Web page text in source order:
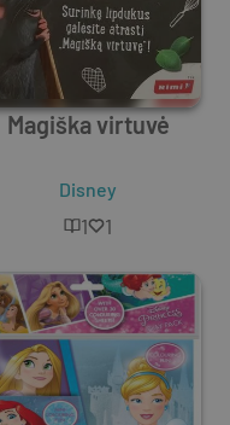
Magiška virtuvė
Disney
1 1